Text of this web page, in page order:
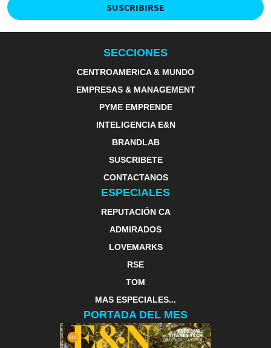
SUSCRIBIRSE
SECCIONES
CENTROAMERICA & MUNDO
EMPRESAS & MANAGEMENT
PYME EMPRENDE
INTELIGENCIA E&N
BRANDLAB
SUSCRIBETE
CONTACTANOS
ESPECIALES
REPUTACIÓN CA
ADMIRADOS
LOVEMARKS
RSE
TOM
MAS ESPECIALES...
PORTADA DEL MES